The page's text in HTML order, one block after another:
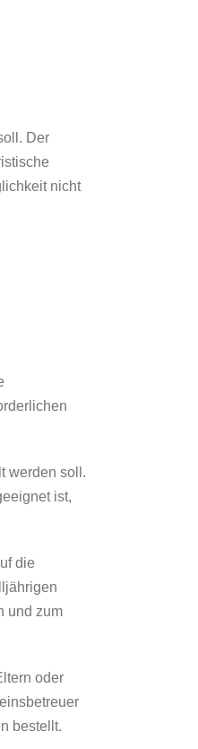
Der
nicht
werden soll.
ist,
die
und zum
oder
bestellt.